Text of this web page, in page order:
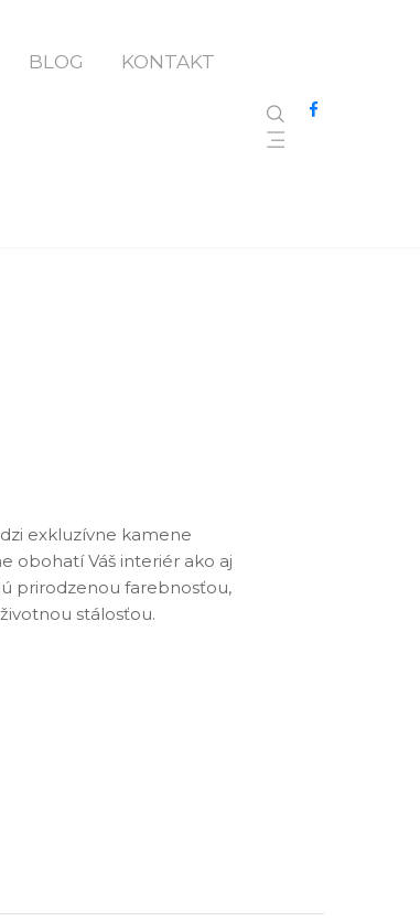
BLOG KONTAKT
: Kamenný Obklad
exkluzívne kamene
obohatí Váš interiér ako aj
prirodzenou farebnosťou,
stálosťou.